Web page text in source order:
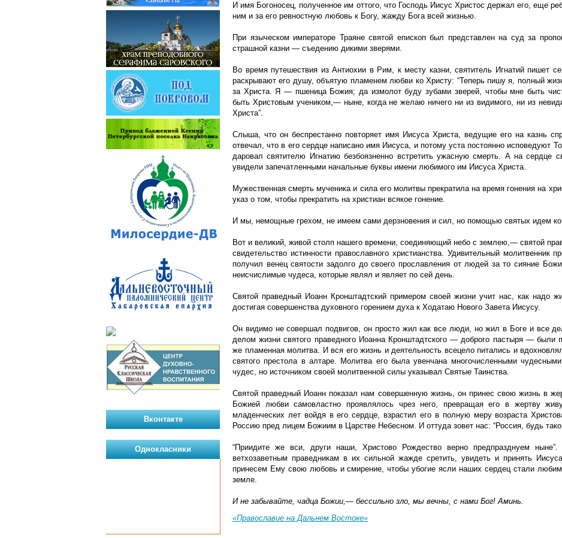
И имя Богоносец, полученное им оттого, что Господь Иисус Христос держал его, еще
ним и за его ревностную любовь к Богу, жажду Бога всей жизнью.
При языческом императоре Траяне святой епископ был представлен на суд за
страшной казни — съедению дикими зверями.
Во время путешествия из Антиохии в Рим, к месту казни, святитель Игнатий пишет
раскрывают его душу, объятую пламенем любви ко Христу: “Теперь пишу я, полный
за Христа. Я — пшеница Божия; да измолот буду зубами зверей, чтобы мне быть
быть Христовым учеником,— ныне, когда не желаю ничего ни из видимого, ни из
Христа”.
Слыша, что он беспрестанно повторяет имя Иисуса Христа, ведущие его на казнь
отвечал, что в его сердце написано имя Иисуса, и потому уста постоянно исповедуют
даровал святителю Игнатию безбоязненно встретить ужасную смерть. А на сердце
увидели запечатленными начальные буквы имени любимого им Иисуса Христа.
Мужественная смерть мученика и сила его молитвы прекратила на время гонения на
указ о том, чтобы прекратить на христиан всякое гонение.
И мы, немощные грехом, не имеем сами дерзновения и сил, но помощью святых идем ко
Вот и великий, живой столп нашего времени, соединяющий небо с землею,— святой
свидетельство истинности православного христианства. Удивительный
получил венец святости задолго до своего прославления от людей за то сияние
неисчислимые чудеса, которые являл и являет по сей день.
Святой праведный Иоанн Кронштадтский примером своей жизни учит нас, как надо
достигая совершенства духовного горением духа к Ходатаю Нового Завета Иисусу.
Он видимо не совершал подвигов, он просто жил как все люди, но жил в Боге и все
делом жизни святого праведного Иоанна Кронштадтского — доброго пастыря — были
же пламенная молитва. И вся его жизнь и деятельность всецело питались и
святого престола в алтаре. Молитва его была увенчана многочисленными
чудес, но источником своей молитвенной силы указывал Святые Таинства.
Святой праведный Иоанн показал нам совершенную жизнь, он принес свою жизнь в
Божией любви самовластно проявлялось чрез него, превращая его в жертву
младенческих лет войдя в его сердце, взрастил его в полную меру возраста
Россию пред лицем Божиим в Царстве Небесном. И оттуда зовет нас: “Россия, будь
“Приидите же вси, други наши, Христово Рождество верно предпразднуем
ветхозаветным праведникам в их сильной жажде сретить, увидеть и принять
принесем Ему свою любовь и смирение, чтобы убогие ясли наших сердец стали
земле.
И не забывайте, чадца Божии,— бессильно зло, мы вечны, с нами Бог! Аминь.
«Православие на Дальнем Востоке»
Вконтакте
Однокласники